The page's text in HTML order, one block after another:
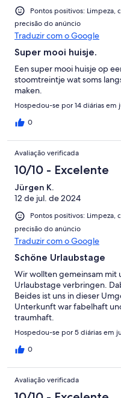
Pontos positivos: Limpeza,
precisão do anúncio
Traduzir com o Google
Super mooi huisje.
Een super mooi huisje op
stoomtreintje wat soms
maken.
Hospedou-se por 14 diárias em
0
Avaliação verificada
10/10 - Excelente
Jürgen K.
12 de jul. de 2024
Pontos positivos: Limpeza,
precisão do anúncio
Traduzir com o Google
Schöne Urlaubstage
Wir wollten gemeinsam mit
Urlaubstage verbringen.
Beides ist uns in dieser
Unterkunft war fabelhaft
traumhaft.
Hospedou-se por 5 diárias em
0
Avaliação verificada